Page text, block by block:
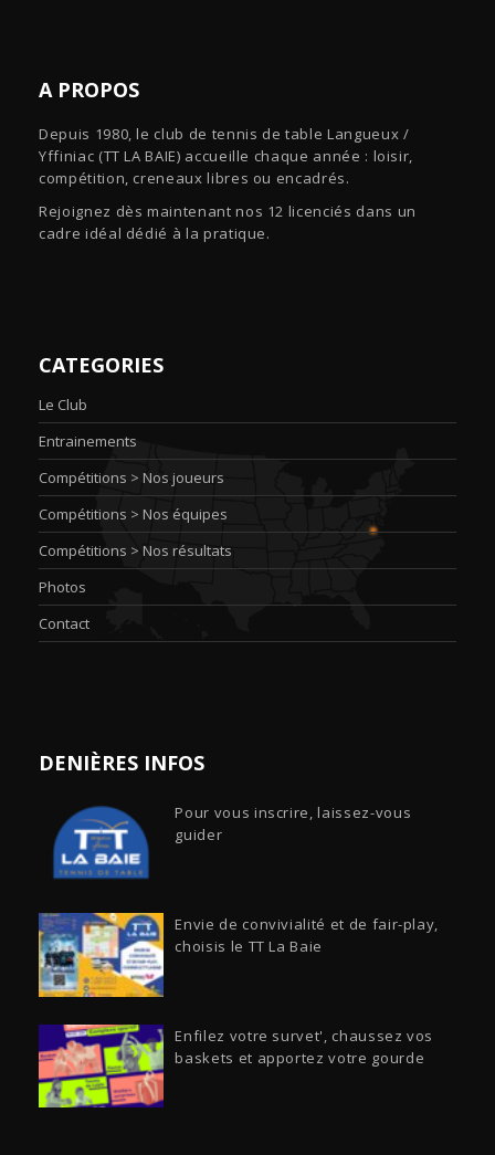
A PROPOS
Depuis 1980, le club de tennis de table Langueux /
Yffiniac (TT LA BAIE) accueille chaque année : loisir,
compétition, creneaux libres ou encadrés.
Rejoignez dès maintenant nos 12 licenciés dans un
cadre idéal dédié à la pratique.
CATEGORIES
Le Club
Entrainements
Compétitions > Nos joueurs
Compétitions > Nos équipes
Compétitions > Nos résultats
Photos
Contact
DENIÈRES INFOS
Pour vous inscrire, laissez-vous
guider
Envie de convivialité et de fair-play,
choisis le TT La Baie
Enfilez votre survet', chaussez vos
baskets et apportez votre gourde